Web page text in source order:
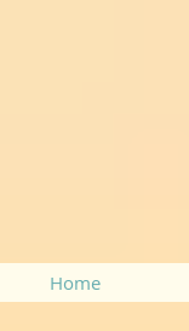
Home